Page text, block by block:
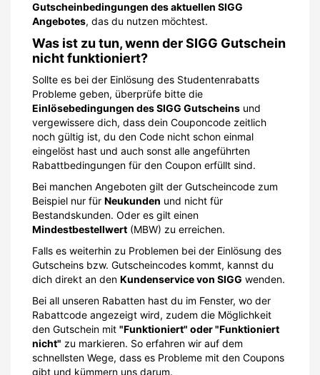
Gutscheinbedingungen des aktuellen SIGG
Angebotes, das du nutzen möchtest.
Was ist zu tun, wenn der SIGG Gutschein
nicht funktioniert?
Sollte es bei der Einlösung des Studentenrabatts
Probleme geben, überprüfe bitte die
Einlösebedingungen des SIGG Gutscheins und
vergewissere dich, dass dein Couponcode zeitlich
noch gültig ist, du den Code nicht schon einmal
eingelöst hast und auch sonst alle angeführten
Rabattbedingungen für den Coupon erfüllt sind.
Bei manchen Angeboten gilt der Gutscheincode zum
Beispiel nur für Neukunden und nicht für
Bestandskunden. Oder es gilt einen
Mindestbestellwert (MBW) zu erreichen.
Falls es weiterhin zu Problemen bei der Einlösung des
Gutscheins bzw. Gutscheincodes kommt, kannst du
dich direkt an den Kundenservice von SIGG wenden.
Bei all unseren Rabatten hast du im Fenster, wo der
Rabattcode angezeigt wird, zudem die Möglichkeit
den Gutschein mit "Funktioniert" oder "Funktioniert
nicht" zu markieren. So erfahren wir auf dem
schnellsten Wege, dass es Probleme mit den Coupons
gibt und kümmern uns darum.